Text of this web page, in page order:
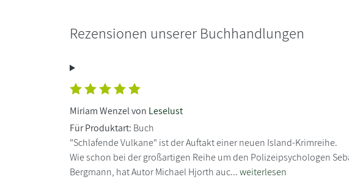
Rezensionen unserer Buchhandlungen
Miriam Wenzel von Leselust
Für Produktart: Buch
"Schlafende Vulkane" ist der Auftakt einer neuen Island-Krimreihe.
Wie schon bei der großartigen Reihe um den Polizeipsychologen
Bergmann, hat Autor Michael Hjorth auc...weiterlesen